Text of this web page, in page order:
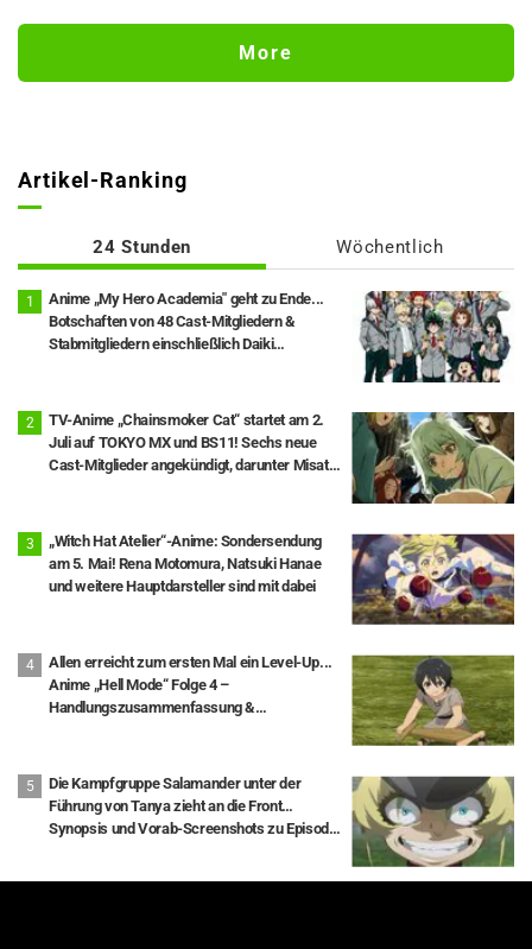
und Episoden-Visual veröffentlicht
More
Artikel-Ranking
24 Stunden Wöchentlich
Anime „My Hero Academia" geht zu Ende...
Botschaften von 48 Cast-Mitgliedern &
Stabmitgliedern einschließlich Daiki
TV-Anime „Chainsmoker Cat“ startet am 2.
Juli auf TOKYO MX und BS11! Sechs neue
Cast-Mitglieder angekündigt, darunter Misato
„Witch Hat Atelier“-Anime: Sondersendung
am 5. Mai! Rena Motomura, Natsuki Hanae
und weitere Hauptdarsteller sind mit dabei
Allen erreicht zum ersten Mal ein Level-Up...
Anime „Hell Mode“ Folge 4 –
Handlungszusammenfassung &
Die Kampfgruppe Salamander unter der
Führung von Tanya zieht an die Front…
Synopsis und Vorab-Screenshots zu Episode